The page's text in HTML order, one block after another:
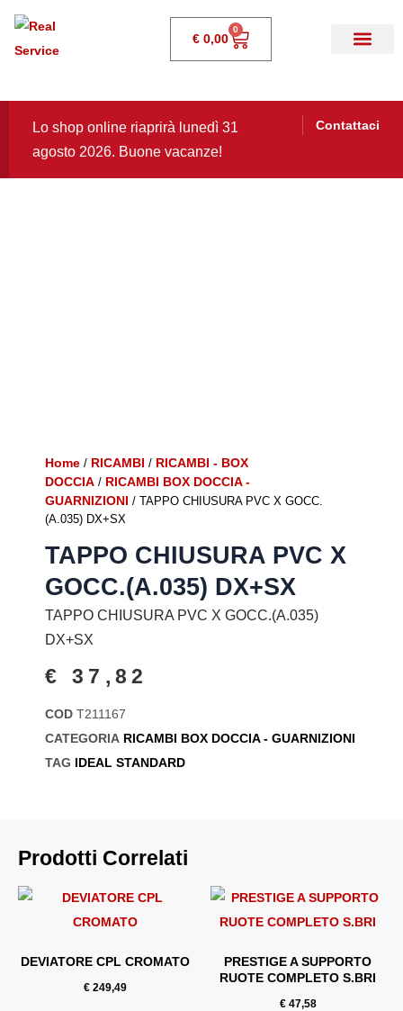
€ 0,00
0
Contattaci
Lo shop online riaprirà lunedì 31
agosto 2026. Buone vacanze!
Home / RICAMBI / RICAMBI - BOX
DOCCIA / RICAMBI BOX DOCCIA -
GUARNIZIONI / TAPPO CHIUSURA PVC X GOCC.
(A.035) DX+SX
TAPPO CHIUSURA PVC X
GOCC.(A.035) DX+SX
TAPPO CHIUSURA PVC X GOCC.(A.035)
DX+SX
€ 37,82
COD T211167
CATEGORIA RICAMBI BOX DOCCIA - GUARNIZIONI
TAG IDEAL STANDARD
Prodotti Correlati
DEVIATORE CPL CROMATO
€ 249,49
PRESTIGE A SUPPORTO
RUOTE COMPLETO S.BRI
€47,58